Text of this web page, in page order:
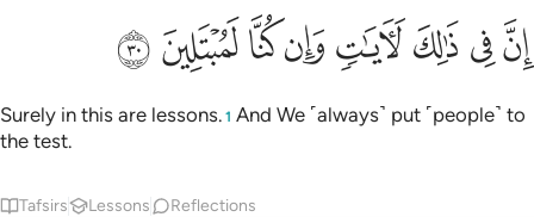
ان في ذالك لايات وان كنا لمبتلين ٣٠
إِنَّ فِى ذَٰلِكَ لَـَٔايَـٰتٍۢ وَإِن كُنَّا لَمُبْتَلِينَ ٣٠
ﱚﱛﱜﱝﱞﱟﱠﱡ
Surely in this are lessons. 1 And We ˹always˺ put ˹people˺ to
the test.
Tafsirs Lessons Reflections